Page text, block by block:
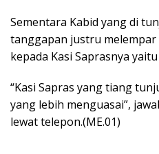
Sementara Kabid yang di
tanggapan justru
kepada Kasi Saprasnya
“Kasi Sapras yang tiang
yang lebih menguasai”,
lewat telepon.(ME.01)